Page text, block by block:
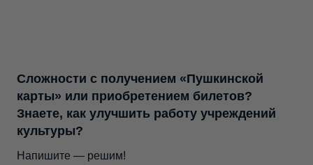
Сложности с получением «Пушкинской
карты» или приобретением билетов?
Знаете, как улучшить работу учреждений
культуры?
Напишите — решим!